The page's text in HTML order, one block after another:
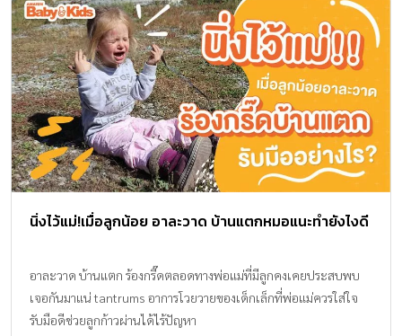
นิ่งไว้แม่!เมื่อลูกน้อย อาละวาด บ้านแตกหมอแนะทำยังไงดี
อาละวาด บ้านแตก ร้องกรี๊ดตลอดทางพ่อแม่ที่มีลูกคงเคยประสบพบ
เจอกันมาแน่ tantrums อาการโวยวายของเด็กเล็กที่พ่อแม่ควรใส่ใจ
รับมือดีช่วยลูกก้าวผ่านได้ไร้ปัญหา